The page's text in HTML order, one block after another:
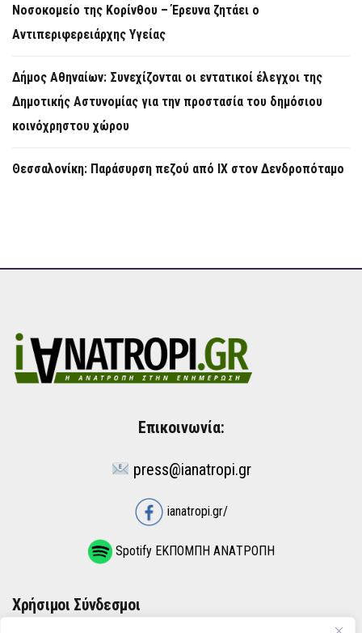
Νοσοκομείο της Κορίνθου – Έρευνα ζητάει ο
Αντιπεριφερειάρχης Υγείας
Δήμος Αθηναίων: Συνεχίζονται οι εντατικοί έλεγχοι της
Δημοτικής Αστυνομίας για την προστασία του δημόσιου
κοινόχρηστου χώρου
Θεσσαλονίκη: Παράσυρση πεζού από ΙΧ στον Δενδροπόταμο
Επικοινωνία:
press@ianatropi.gr
ianatropi.gr/
Spotify ΕΚΠΟΜΠΗ ΑΝΑΤΡΟΠΗ
Χρήσιμοι Σύνδεσμοι